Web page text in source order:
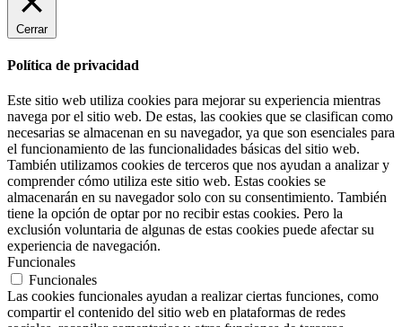
Cerrar
Política de privacidad
Este sitio web utiliza cookies para mejorar su experiencia mientras
navega por el sitio web. De estas, las cookies que se clasifican como
necesarias se almacenan en su navegador, ya que son esenciales para
el funcionamiento de las funcionalidades básicas del sitio web.
También utilizamos cookies de terceros que nos ayudan a analizar y
comprender cómo utiliza este sitio web. Estas cookies se
almacenarán en su navegador solo con su consentimiento. También
tiene la opción de optar por no recibir estas cookies. Pero la
exclusión voluntaria de algunas de estas cookies puede afectar su
experiencia de navegación.
Funcionales
Funcionales
Las cookies funcionales ayudan a realizar ciertas funciones, como
compartir el contenido del sitio web en plataformas de redes